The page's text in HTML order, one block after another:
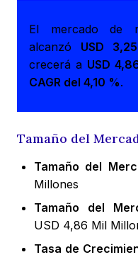
El mercado de
alcanzó USD
crecerá a USD
CAGR del 4,10 %.
Tamaño del
Tamaño del
Millones
Tamaño del
USD 4,86 Mil
Tasa de